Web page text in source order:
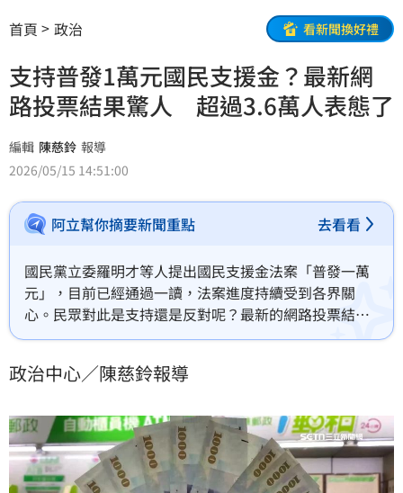
首頁 政治 看新聞換好禮
支持普發1萬元國民支援金？最新網
路投票結果驚人 超過3.6萬人表態了
編輯 陳慈鈴 報導
2026/05/15 14:51:00
阿立幫你摘要新聞重點 去看看
國民黨立委羅明才等人提出國民支援金法案「普發一萬
元」，目前已經通過一讀，法案進度持續受到各界關
心。民眾對此是支持還是反對呢？最新的網路投票結果
驚人，至今（15）日已逾3.6萬人參與投票，超過9成一
政治中心／陳慈鈴報導